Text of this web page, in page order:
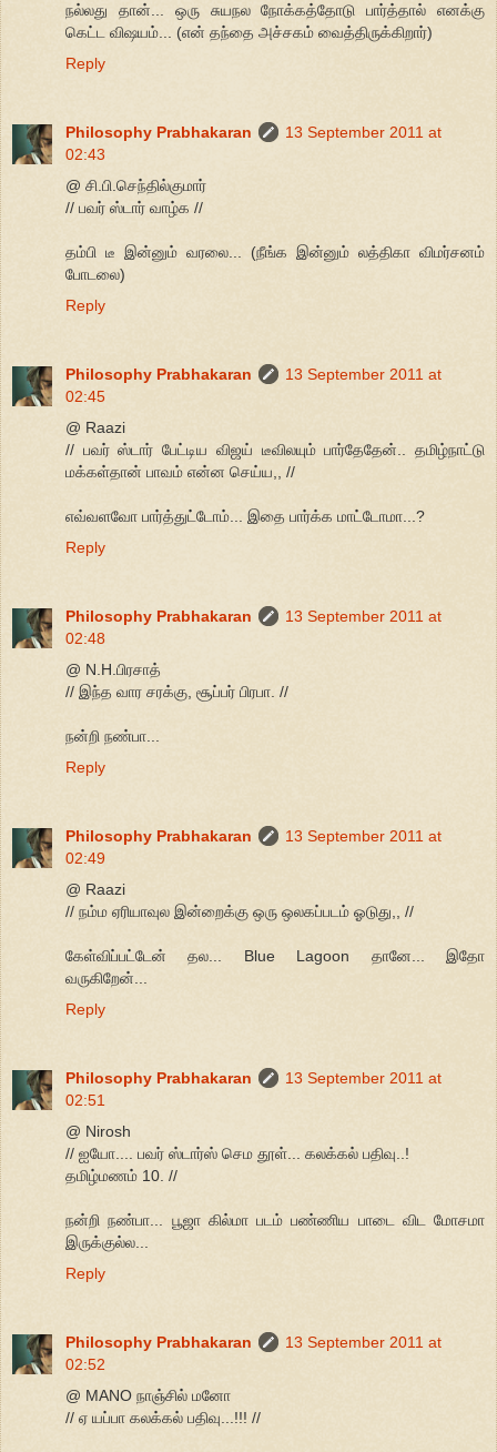
நல்லது தான்... ஒரு சுயநல நோக்கத்தோடு பார்த்தால் எனக்கு
கெட்ட விஷயம்... (என் தந்தை அச்சகம் வைத்திருக்கிறார்)
Reply
Philosophy Prabhakaran
13 September 2011 at
02:43
@ சி.பி.செந்தில்குமார்
// பவர் ஸ்டார் வாழ்க //
தம்பி டீ இன்னும் வரலை... (நீங்க இன்னும் லத்திகா விமர்சனம்
போடலை)
Reply
Philosophy Prabhakaran
13 September 2011 at
02:45
@ Raazi
// பவர் ஸ்டார் பேட்டிய விஜய் டீவிலயும் பார்தேதேன்.. தமிழ்நாட்டு
மக்கள்தான் பாவம் என்ன செய்ய,, //
எவ்வளவோ பார்த்துட்டோம்... இதை பார்க்க மாட்டோமா...?
Reply
Philosophy Prabhakaran
13 September 2011 at
02:48
@ N.H.பிரசாத்
// இந்த வார சரக்கு, சூப்பர் பிரபா. //
நன்றி நண்பா...
Reply
Philosophy Prabhakaran
13 September 2011 at
02:49
@ Raazi
// நம்ம ஏரியாவுல இன்றைக்கு ஒரு ஒலகப்படம் ஓடுது,, //
கேள்விப்பட்டேன் தல... Blue Lagoon தானே... இதோ
வருகிறேன்...
Reply
Philosophy Prabhakaran
13 September 2011 at
02:51
@ Nirosh
// ஐயோ.... பவர் ஸ்டார்ஸ் செம தூள்... கலக்கல் பதிவு..!
தமிழ்மணம் 10. //
நன்றி நண்பா... பூஜா கில்மா படம் பண்ணிய பாடை விட மோசமா
இருக்குல்ல...
Reply
Philosophy Prabhakaran
13 September 2011 at
02:52
@ MANO நாஞ்சில் மனோ
// ஏ யப்பா கலக்கல் பதிவு...!!! //